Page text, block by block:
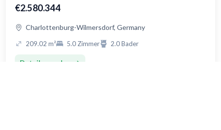
€2.580.344
Charlottenburg-Wilmersdorf, Germany
209.02 m² 5.0 Zimmer 2.0 Bader
Details ansehen →